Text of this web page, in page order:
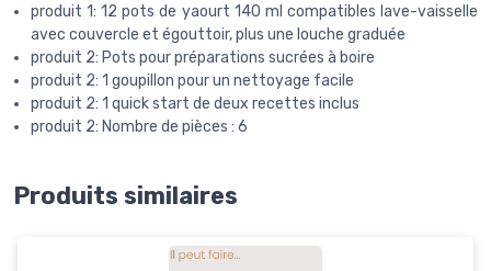
produit 1: 12 pots de yaourt 140 ml compatibles lave-vaisselle
avec couvercle et égouttoir, plus une louche graduée
produit 2: Pots pour préparations sucrées à boire
produit 2: 1 goupillon pour un nettoyage facile
produit 2: 1 quick start de deux recettes inclus
produit 2: Nombre de pièces : 6
Produits similaires